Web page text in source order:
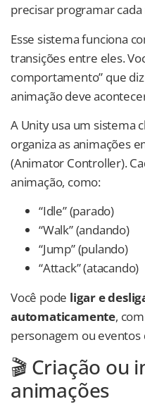
precisar programar
Esse sistema funciona
transições entre eles.
comportamento” que
animação deve
A Unity usa um sistema
organiza as animações
(Animator Controller).
animação, como:
“Idle” (parado)
“Walk” (andando)
“Jump” (pulando)
“Attack” (atacando)
Você pode ligar e
automaticamente,
personagem ou eventos
🎬 Criação ou
animações